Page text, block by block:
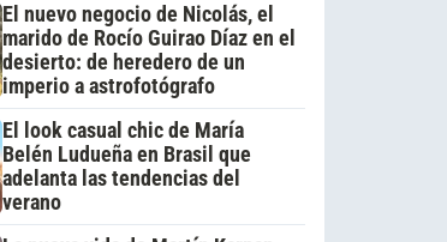
El nuevo negocio de Nicolás, el
marido de Rocío Guirao Díaz en el
desierto: de heredero de un
imperio a astrofotógrafo
El look casual chic de María
Belén Ludueña en Brasil que
adelanta las tendencias del
verano